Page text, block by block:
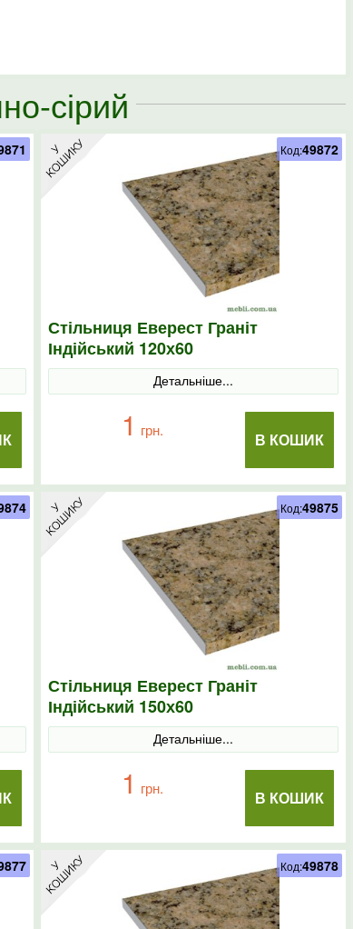
сірий
Стільниця Еверест Граніт
Індійський 120х60
Детальніше...
В КОШИК
1 грн.
Код:49872
Стільниця Еверест Граніт
Індійський 150х60
Детальніше...
В КОШИК
1 грн.
Код:49875
Код:49878